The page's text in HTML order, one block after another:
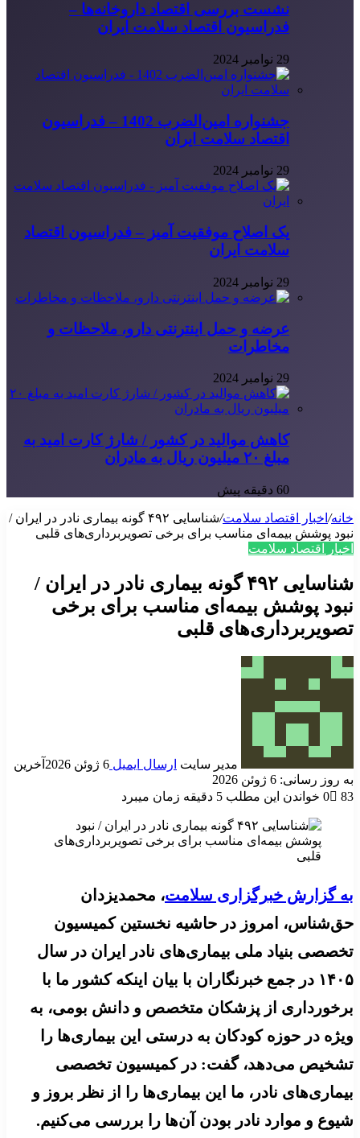
نشست بررسی اقتصاد داروخانه‌ها –
فدراسیون اقتصاد سلامت ایران
29 نوامبر 2024
جشنواره امین‌الضرب 1402 – فدراسیون
اقتصاد سلامت ایران
29 نوامبر 2024
یک اصلاح موفقیت آمیز – فدراسیون اقتصاد
سلامت ایران
29 نوامبر 2024
عرضه و حمل اینترنتی دارو، ملاحظات و
مخاطرات
29 نوامبر 2024
کاهش موالید در کشور / شارژ کارت امید به
مبلغ ۲۰ میلیون ریال به مادران
60 دقیقه پیش
خانه/ اخبار اقتصاد سلامت/
شناسایی ۴۹۲ گونه بیماری نادر در ایران /
نبود پوشش بیمه‌ای مناسب برای برخی تصویربرداری‌های قلبی
اخبار اقتصاد سلامت
شناسایی ۴۹۲ گونه بیماری نادر در ایران /
نبود پوشش بیمه‌ای مناسب برای برخی
تصویربرداری‌های قلبی
مدیر سایت ارسال ایمیل 6 ژوئن 2026
آخرین
به روز رسانی: 6 ژوئن 2026
0
83 خواندن این مطلب 5 دقیقه زمان میبرد
به گزارش خبرگزاری سلامت، محمدیزدان
حق‌شناس، امروز در حاشیه نخستین کمیسیون
تخصصی بنیاد ملی بیماری‌های نادر ایران در سال
۱۴۰۵ در جمع خبرنگاران با بیان اینکه کشور ما با
برخورداری از پزشکان متخصص و دانش بومی، به
ویژه در حوزه کودکان به درستی این بیماری‌ها را
تشخیص می‌دهد، گفت: در کمیسیون تخصصی
بیماری‌های نادر، ما این بیماری‌ها را از نظر بروز و
شیوع و موارد نادر بودن آن‌ها را بررسی می‌کنیم.